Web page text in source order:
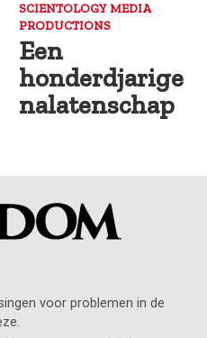
SCIENTOLOGY MEDIA
PRODUCTIONS
Een
honderdjarige
nalatenschap
voor problemen in de